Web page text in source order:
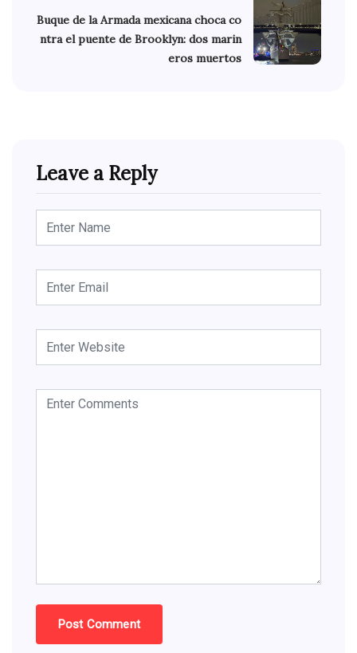
Buque de la Armada mexicana choca co
ntra el puente de Brooklyn: dos marin
eros muertos
Leave a Reply